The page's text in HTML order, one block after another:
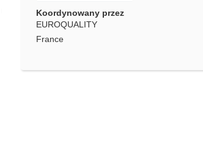
Koordynowany przez
EUROQUALITY
France